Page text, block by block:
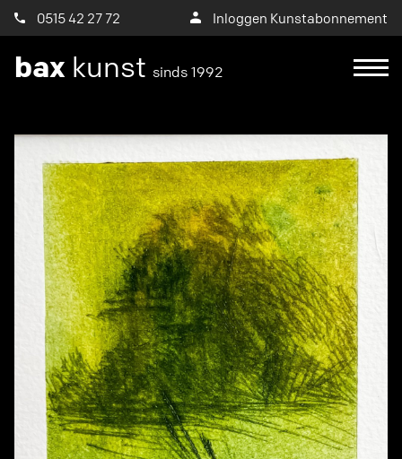
0515 42 27 72 Inloggen Kunstabonnement
bax kunst sinds 1992